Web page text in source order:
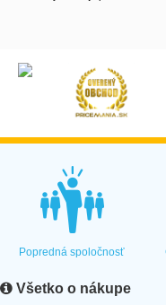
Popredná spoločnosť
Všetko o nákupe